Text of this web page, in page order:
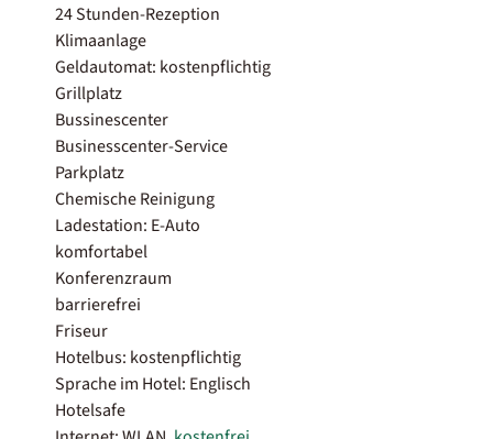
24 Stunden-Rezeption
Klimaanlage
Geldautomat: kostenpflichtig
Grillplatz
Bussinescenter
Businesscenter-Service
Parkplatz
Chemische Reinigung
Ladestation: E-Auto
komfortabel
Konferenzraum
barrierefrei
Friseur
Hotelbus: kostenpflichtig
Sprache im Hotel: Englisch
Hotelsafe